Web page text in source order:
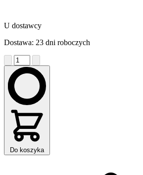
U dostawcy
Dostawa: 23 dni roboczych
Do koszyka